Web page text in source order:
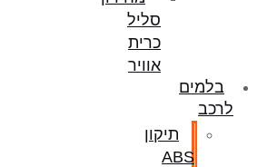
סליל
כרית
אוויר
בלמים
לרכב
תיקון
ABS